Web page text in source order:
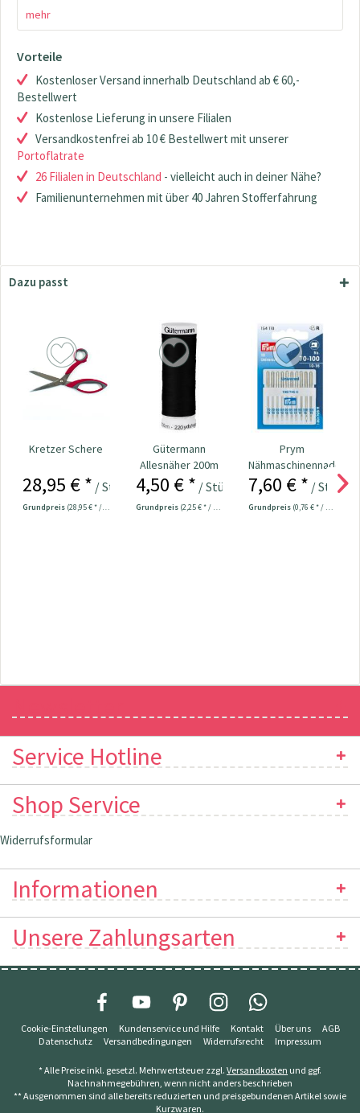
mehr
Vorteile
Kostenloser Versand innerhalb Deutschland ab € 60,-
Bestellwert
Kostenlose Lieferung in unsere Filialen
Versandkostenfrei ab 10 € Bestellwert mit unserer
Portoflatrate
26 Filialen in Deutschland - vielleicht auch in deiner Nähe?
Familienunternehmen mit über 40 Jahren Stofferfahrung
Dazu passt
Kretzer Schere
28,95 € * / Stück
Grundpreis (28,95 € * / 1 Stück)
Gütermann
Allesnäher 200m
Fb. 000 - schwarz
4,50 € * / Stück
Grundpreis (2,25 € * / 100 Meter)
Prym
Nähmaschinennadeln
130/705
Universal...
7,60 € * / Stück
Grundpreis (0,76 € * / 1 Stück)
Service Hotline
Shop Service
Widerrufsformular
Informationen
Unsere Zahlungsarten
Cookie-Einstellungen Kundenservice und Hilfe Kontakt Über uns
AGB
Datenschutz
Versandbedingungen Widerrufsrecht Impressum
* Alle Preise inkl. gesetzl. Mehrwertsteuer zzgl. Versandkosten und ggf.
Nachnahmegebühren, wenn nicht anders beschrieben
** Ausgenommen sind alle bereits reduzierten und preisgebundenen Artikel sowie
Kurzwaren.